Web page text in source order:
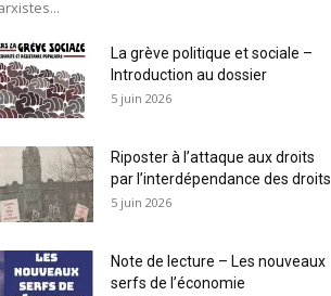
La grève politique et sociale –
Introduction au dossier
5 juin 2026
Riposter à l’attaque aux droits
par l’interdépendance des droits
5 juin 2026
Note de lecture – Les nouveaux
serfs de l’économie